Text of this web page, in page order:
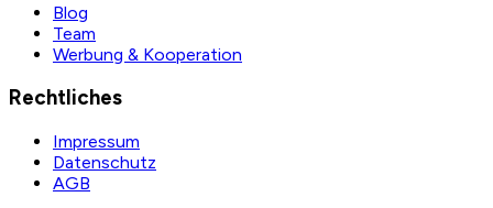
Blog
Team
Werbung & Kooperation
Rechtliches
Impressum
Datenschutz
AGB